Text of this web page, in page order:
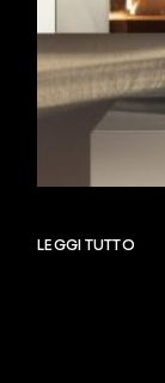
LEGGI TUTTO